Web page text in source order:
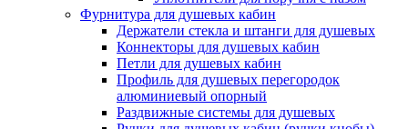
Фурнитура для душевых кабин
Держатели стекла и штанги для душевых
Коннекторы для душевых кабин
Петли для душевых кабин
Профиль для душевых перегородок
алюминиевый опорный
Раздвижные сиcтемы для душевых